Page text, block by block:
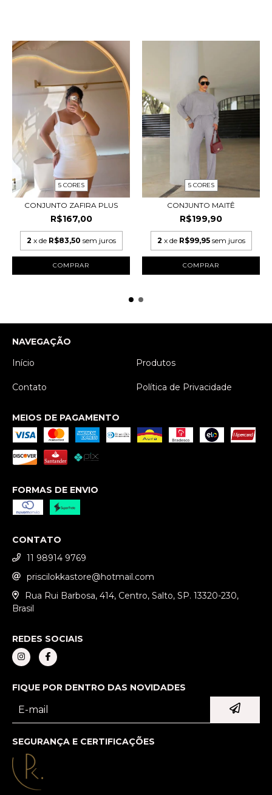
5 CORES
CONJUNTO ZAFIRA PLUS
R$167,00
2 x de R$83,50 sem juros
COMPRAR
5 CORES
CONJUNTO MAITÊ
R$199,90
2 x de R$99,95 sem juros
COMPRAR
NAVEGAÇÃO
Início
Produtos
Contato Política de Privacidade
MEIOS DE PAGAMENTO
FORMAS DE ENVIO
CONTATO
11 98914 9769
priscilokkastore@hotmail.com
Rua Rui Barbosa, 414, Centro, Salto, SP. 13320-230,
Brasil
REDES SOCIAIS
FIQUE POR DENTRO DAS NOVIDADES
SEGURANÇA E CERTIFICAÇÕES